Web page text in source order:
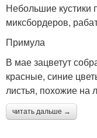
Небольшие кустики
миксбордеров,
Примула
В мае зацветут
красные, синие
листья, похожие на
читать дальше →